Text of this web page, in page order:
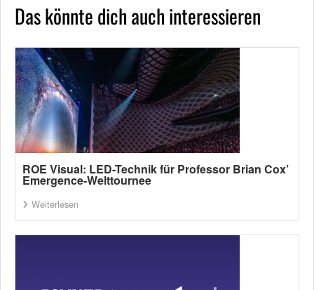
Das könnte dich auch interessieren
ROE Visual: LED-Technik für Professor Brian Cox’
Emergence-Welttournee
Weiterlesen